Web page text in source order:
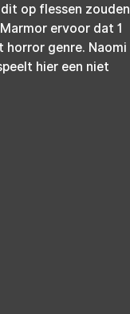
op flessen zouden
ervoor dat 1
horror genre. Naomi
hier een niet